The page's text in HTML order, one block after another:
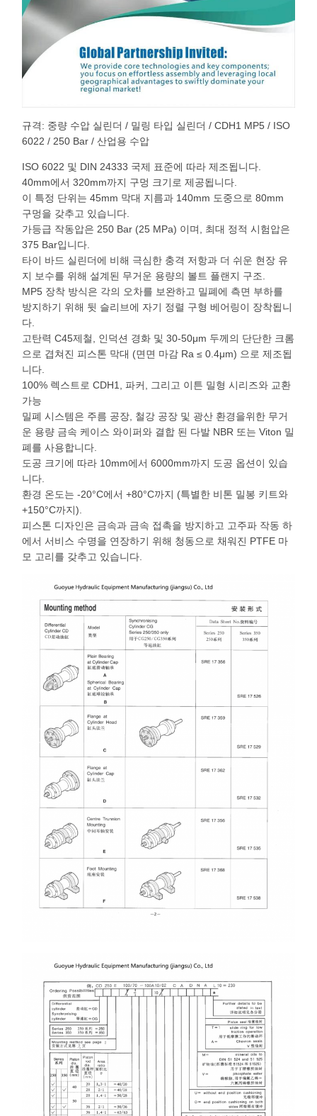
규격: 중량 수압 실린더 / 밀링 타입 실린더 / CDH1 MP5 / ISO
6022 / 250 Bar / 산업용 수압
ISO 6022 및 DIN 24333 국제 표준에 따라 제조됩니다.
40mm에서 320mm까지 구멍 크기로 제공됩니다.
이 특정 단위는 45mm 막대 지름과 140mm 도중으로 80mm
구멍을 갖추고 있습니다.
가등급 작동압은 250 Bar (25 MPa) 이며, 최대 정적 시험압은
375 Bar입니다.
타이 바드 실린더에 비해 극심한 충격 저항과 더 쉬운 현장 유
지 보수를 위해 설계된 무거운 용량의 볼트 플랜지 구조.
MP5 장착 방식은 각의 오차를 보완하고 밀폐에 측면 부하를
방지하기 위해 뒷 슬리브에 자기 정렬 구형 베어링이 장착됩니
다.
고탄력 C45제철, 인덕션 경화 및 30-50μm 두께의 단단한 크롬
으로 겹쳐진 피스톤 막대 (면면 마감 Ra ≤ 0.4μm) 으로 제조됩
니다.
100% 렉스트로 CDH1, 파커, 그리고 이튼 밀형 시리즈와 교환
가능
밀폐 시스템은 주름 공장, 철강 공장 및 광산 환경을위한 무거
운 용량 금속 케이스 와이퍼와 결합 된 다발 NBR 또는 Viton 밀
폐를 사용합니다.
도공 크기에 따라 10mm에서 6000mm까지 도공 옵션이 있습
니다.
환경 온도는 -20°C에서 +80°C까지 (특별한 비톤 밀봉 키트와
+150°C까지).
피스톤 디자인은 금속과 금속 접촉을 방지하고 고주파 작동 하
에서 서비스 수명을 연장하기 위해 청동으로 채워진 PTFE 마
모 고리를 갖추고 있습니다.